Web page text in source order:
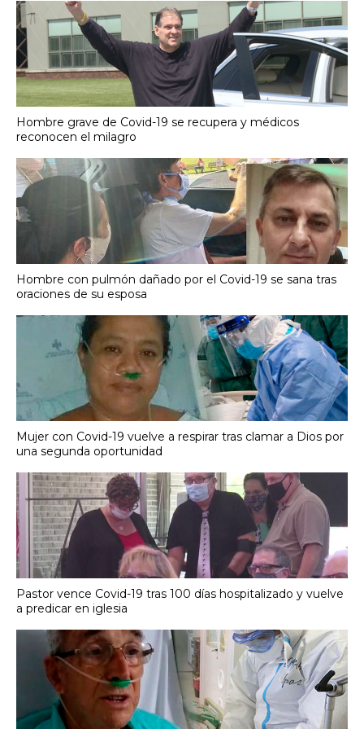
Hombre grave de Covid-19 se recupera y médicos
reconocen el milagro
Hombre con pulmón dañado por el Covid-19 se sana tras
oraciones de su esposa
Mujer con Covid-19 vuelve a respirar tras clamar a Dios por
una segunda oportunidad
Pastor vence Covid-19 tras 100 días hospitalizado y vuelve
a predicar en iglesia